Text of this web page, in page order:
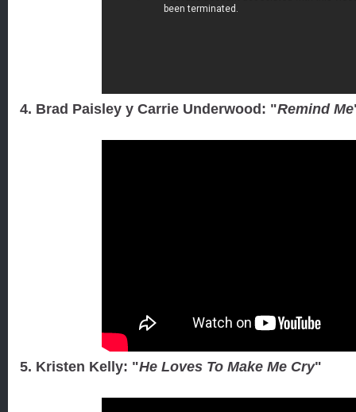
4. Brad Paisley y Carrie Underwood: "Remind Me
5. Kristen Kelly: "He Loves To Make Me Cry"